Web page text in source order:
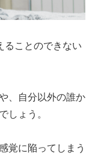
ることのできない
、自分以外の誰か
しょう。
覚に陥ってしまう